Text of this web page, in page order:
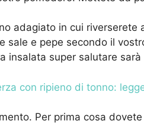
adagiato in cui riverserete
sale e pepe secondo il
insalata super salutare sarà
con ripieno di tonno:
Per prima cosa